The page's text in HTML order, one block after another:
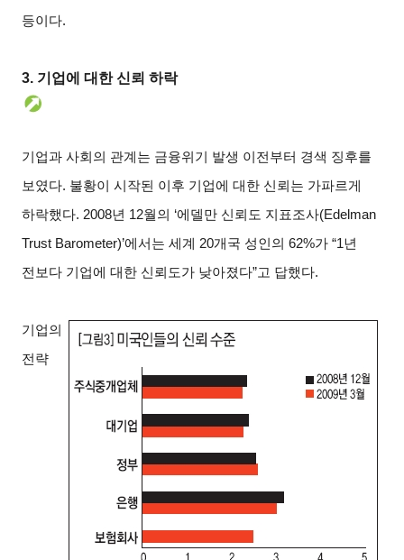
등이다.
3. 기업에 대한 신뢰 하락
기업과 사회의 관계는 금융위기 발생 이전부터 경색 징후를
보였다. 불황이 시작된 이후 기업에 대한 신뢰는 가파르게
하락했다. 2008년 12월의 ‘에델만 신뢰도 지표조사(Edelman
Trust Barometer)’에서는 세계 20개국 성인의 62%가 “1년
전보다 기업에 대한 신뢰도가 낮아졌다”고 답했다.
기업의
전략